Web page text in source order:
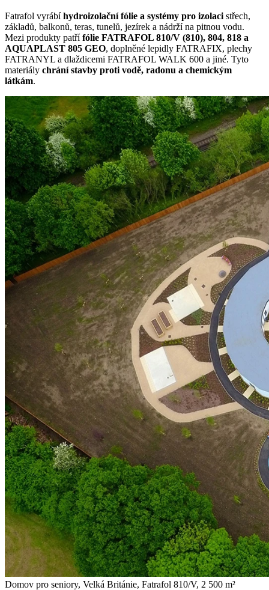
Fatrafol vyrábíhydroizolační fólie a systémy pro izolaci střech,
základů, balkonů, teras, tunelů, jezírek a nádrží na pitnou vodu.
Mezi produkty patřífólie FATRAFOL 810/V (810), 804, 818 a
AQUAPLAST 805 GEO, doplněné lepidly FATRAFIX, plechy
FATRANYL a dlaždicemi FATRAFOL WALK 600 a jiné. Tyto
materiály chrání stavby proti vodě, radonu a chemickým
látkám.
Domov pro seniory, Velká Británie, Fatrafol 810/V, 2 500 m²